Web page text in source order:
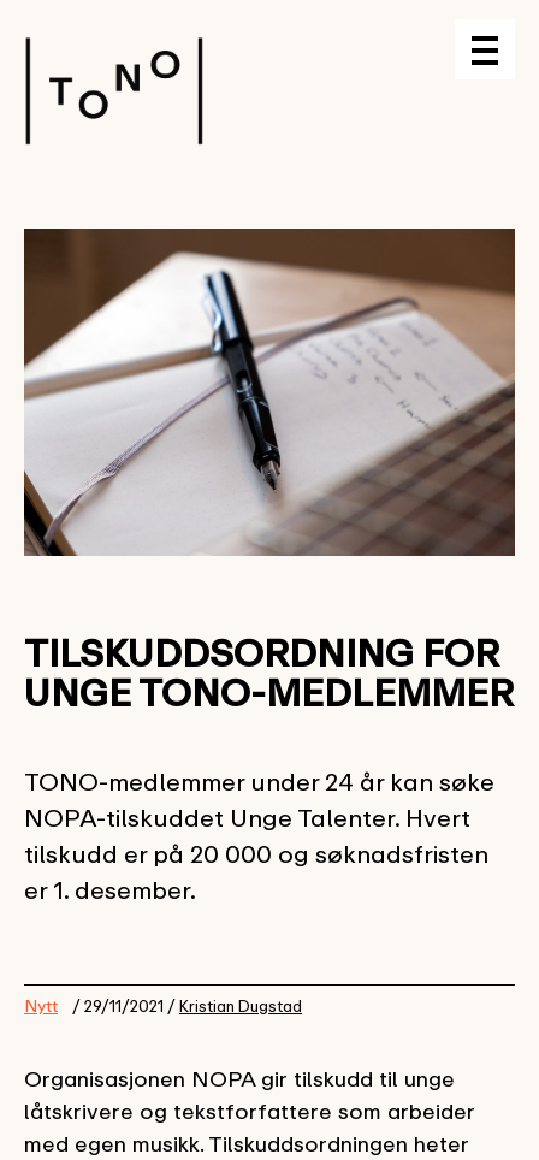
TILSKUDDSORDNING FOR
UNGE TONO-MEDLEMMER
TONO-medlemmer under 24 år kan søke
NOPA-tilskuddet Unge Talenter. Hvert
tilskudd er på 20 000 og søknadsfristen
er 1. desember.
Nytt / 29/11/2021 /Kristian Dugstad
Organisasjonen NOPA gir tilskudd til unge
låtskrivere og tekstforfattere som arbeider
med egen musikk. Tilskuddsordningen heter